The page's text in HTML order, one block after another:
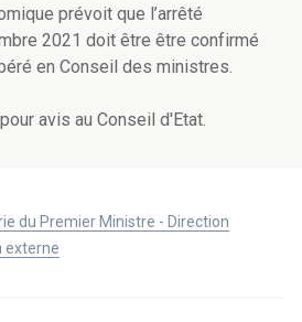
prévoit que l’arrêté
2021 doit être être confirmé
en Conseil des ministres.
avis au Conseil d'Etat.
du Premier Ministre - Direction
externe